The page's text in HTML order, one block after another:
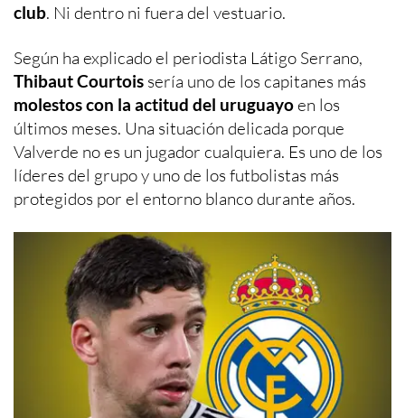
club. Ni dentro ni fuera del vestuario.
Según ha explicado el periodista Látigo Serrano,
Thibaut Courtois sería uno de los capitanes más
molestos con la actitud del uruguayoen los
últimos meses. Una situación delicada porque
Valverde no es un jugador cualquiera. Es uno de los
líderes del grupo y uno de los futbolistas más
protegidos por el entorno blanco durante años.